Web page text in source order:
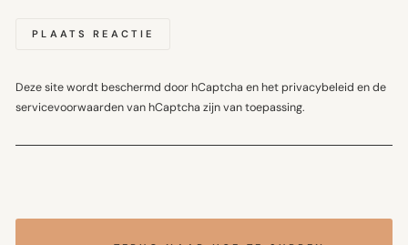
PLAATS REACTIE
Deze site wordt beschermd door hCaptcha en hetprivacybeleid en de
servicevoorwaardenvan hCaptcha zijn van toepassing.